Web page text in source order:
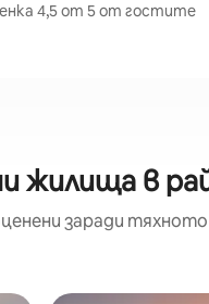
4,5 от 5 от гостите
жилища в
заради